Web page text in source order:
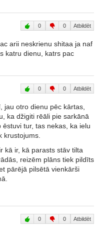
0 0 Atbildēt
arii neskrienu shitaa ja naf
katru dienu, katrs pac
0 0 Atbildēt
jau otro dienu pēc kārtas,
ka džigiti rēāli pie sarkānā
tur, tas nekas, ka ielu
krustojums.
kā ir, kā parasts stāv tilta
reizēm plāns tiek pildīts
pārējā pilsētā vienkārši
0 0 Atbildēt